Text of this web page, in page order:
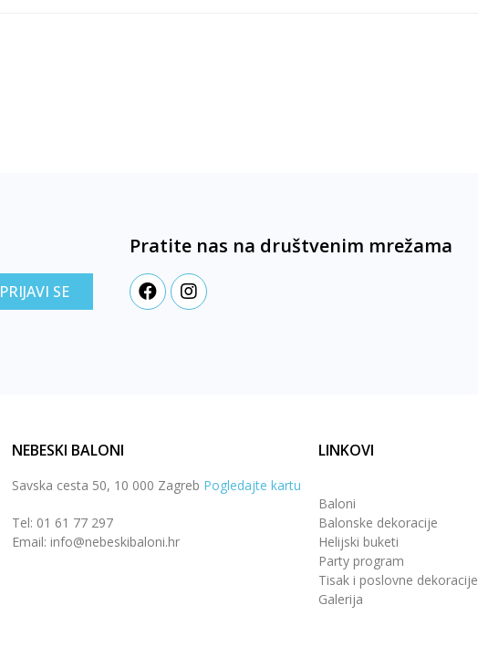
PRIJAVI SE
Pratite nas na društvenim mrežama
NEBESKI BALONI
Savska cesta 50, 10 000 Zagreb Pogledajte kartu
Tel: 01 61 77 297
Email: info@nebeskibaloni.hr
LINKOVI
Baloni
Balonske dekoracije
Helijski buketi
Party program
Tisak i poslovne dekoracije
Galerija